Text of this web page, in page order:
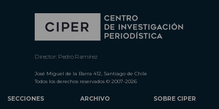
Director: Pedro Ramírez
José Miguel de la Barra 412, Santiago de Chile
Todos los derechos reservados © 2007-2026
SECCIONES
ARCHIVO
SOBRE CIPER